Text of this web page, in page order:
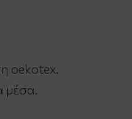
oekotex.
μέσα.